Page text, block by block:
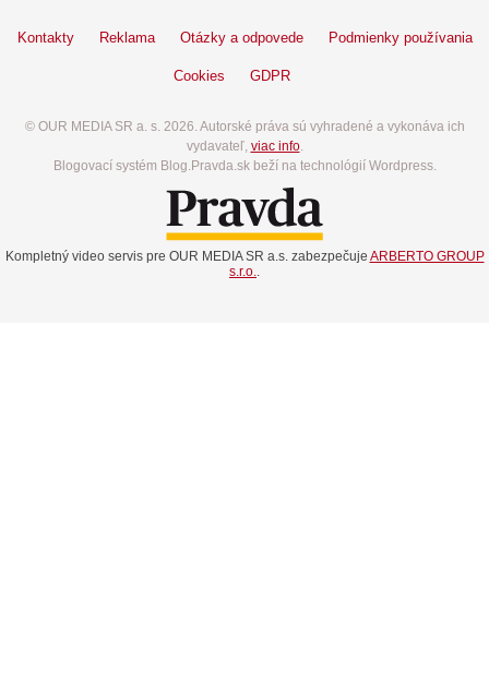
Kontakty Reklama Otázky a odpovede Podmienky používania
Cookies GDPR
© OUR MEDIA SR a. s. 2026. Autorské práva sú vyhradené a vykonáva ich
vydavateľ, viac info.
Blogovací systém Blog.Pravda.sk beží na technológií Wordpress.
Kompletný video servis pre OUR MEDIA SR a.s. zabezpečuje ARBERTO GROUP
s.r.o.